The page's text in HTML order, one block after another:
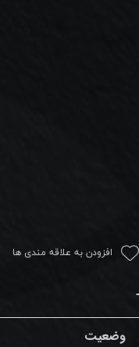
افزودن به علاقه مندی ها
وضعیت